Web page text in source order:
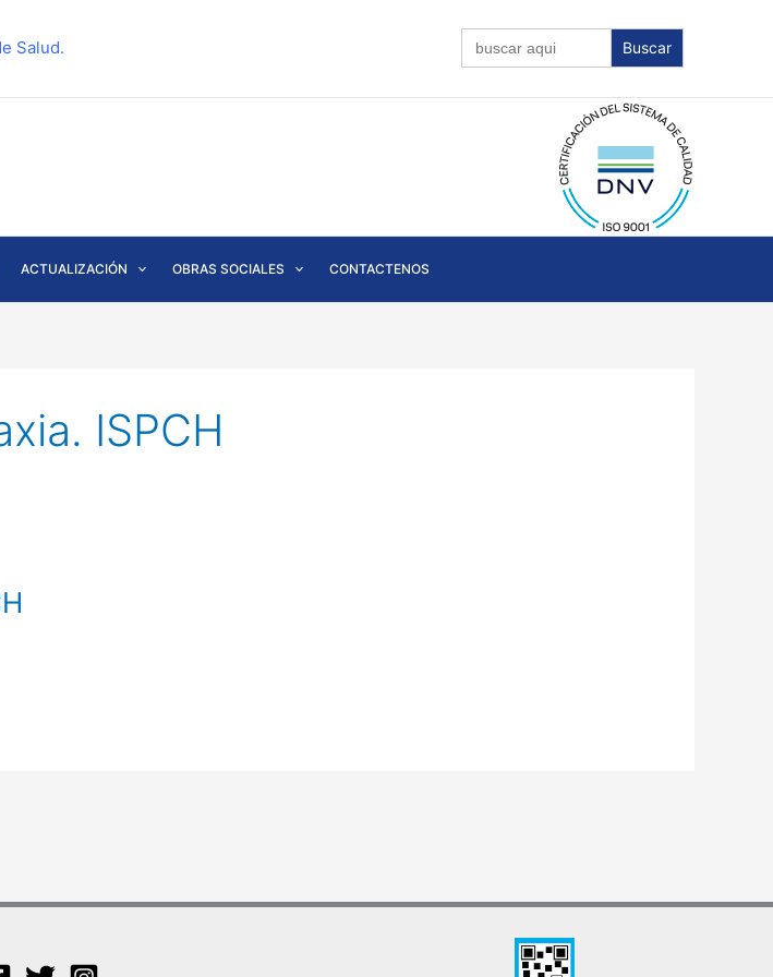
Salud.
Buscar:
ACTUALIZACIÓN OBRAS SOCIALES CONTACTENOS
ISPCH